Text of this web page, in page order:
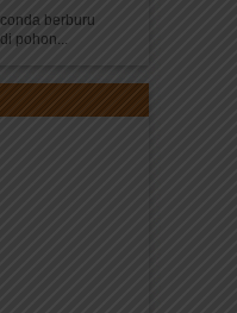
berburu
pohon...